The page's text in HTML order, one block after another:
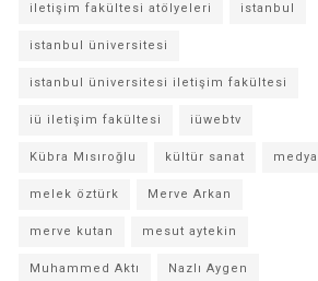
iletişim fakültesi atölyeleri istanbul
istanbul üniversitesi
istanbul üniversitesi iletişim fakültesi
iü iletişim fakültesi iüwebtv
Kübra Mısıroğlu kültür sanat medya
melek öztürk Merve Arkan
merve kutan mesut aytekin
Muhammed Aktı Nazlı Aygen